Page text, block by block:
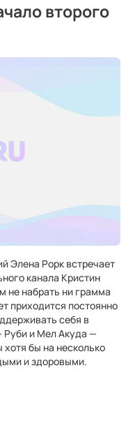
второго
Элена Рорк встречает
канала Кристин
не набрать ни грамма
приходится постоянно
себя в
Руби и Мел Акуда —
хотя бы на несколько
и здоровыми.